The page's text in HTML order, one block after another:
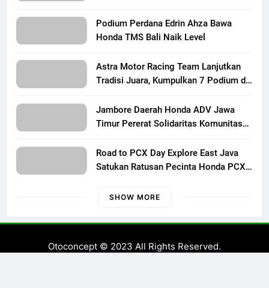
Persaudaraan Pecinta Motor Klasik
Honda
Podium Perdana Edrin Ahza Bawa
Honda TMS Bali Naik Level
Astra Motor Racing Team Lanjutkan
Tradisi Juara, Kumpulkan 7 Podium di
Jambore Daerah Honda ADV Jawa
Timur Pererat Solidaritas Komunitas
di Banyuwangi
Road to PCX Day Explore East Java
Satukan Ratusan Pecinta Honda PCX
SHOW MORE
Otoconcept © 2023 All Rights Reserved.